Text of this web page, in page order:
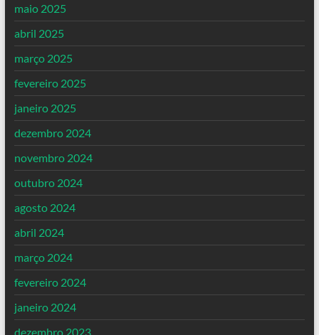
maio 2025
abril 2025
março 2025
fevereiro 2025
janeiro 2025
dezembro 2024
novembro 2024
outubro 2024
agosto 2024
abril 2024
março 2024
fevereiro 2024
janeiro 2024
dezembro 2023